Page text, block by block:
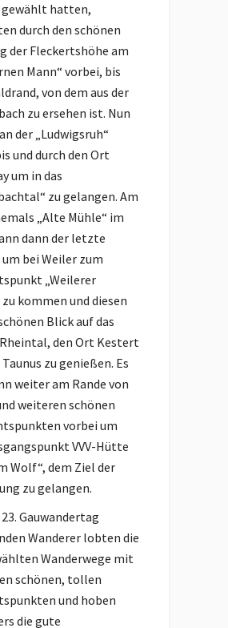
gewählt hatten,
durch den schönen
der Fleckertshöhe am
Mann“ vorbei, bis
von dem aus der
zu ersehen ist. Nun
der „Ludwigsruh“
und durch den Ort
um in das
zu gelangen. Am
„Alte Mühle“ im
dann der letzte
bei Weiler zum
„Weilerer
kommen und diesen
Blick auf das
den Ort Kestert
zu genießen. Es
weiter am Rande von
weiteren schönen
vorbei um
VVV-Hütte
Wolf“, dem Ziel der
zu gelangen.
Gauwandertag
Wanderer lobten die
Wanderwege mit
schönen, tollen
und hoben
die gute